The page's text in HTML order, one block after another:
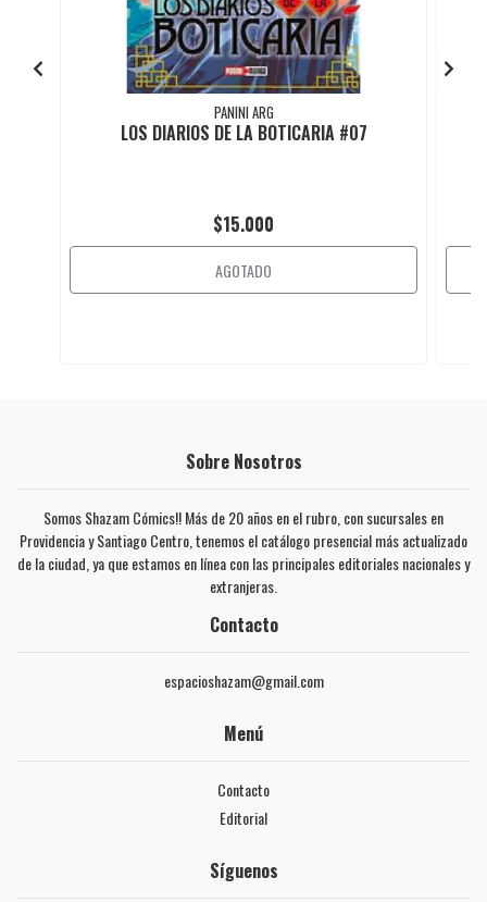
PANINI ARG
LOS DIARIOS DE LA BOTICARIA #07
$15.000
AGOTADO
Sobre Nosotros
Somos Shazam Cómics!! Más de 20 años en el rubro, con sucursales en
Providencia y Santiago Centro, tenemos el catálogo presencial más actualizado
de la ciudad, ya que estamos en línea con las principales editoriales nacionales y
extranjeras.
Contacto
espacioshazam@gmail.com
Menú
Contacto
Editorial
Síguenos